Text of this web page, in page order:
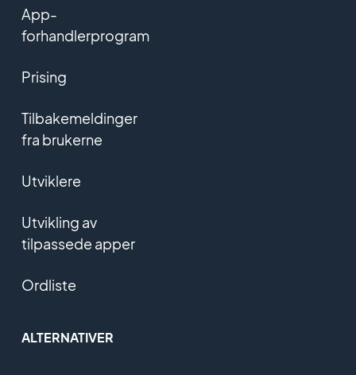
App-
forhandlerprogram
Prising
Tilbakemeldinger
fra brukerne
Utviklere
Utvikling av
tilpassede apper
Ordliste
ALTERNATIVER